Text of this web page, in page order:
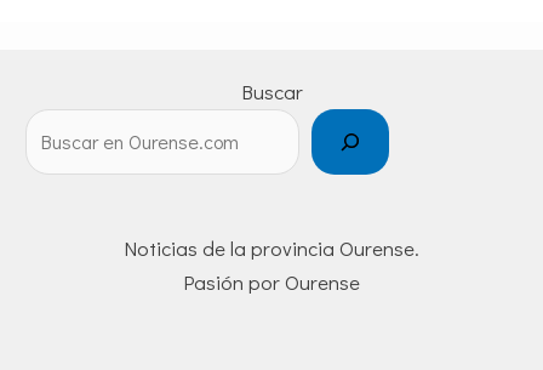
Buscar
Noticias de la provincia Ourense.
Pasión por Ourense